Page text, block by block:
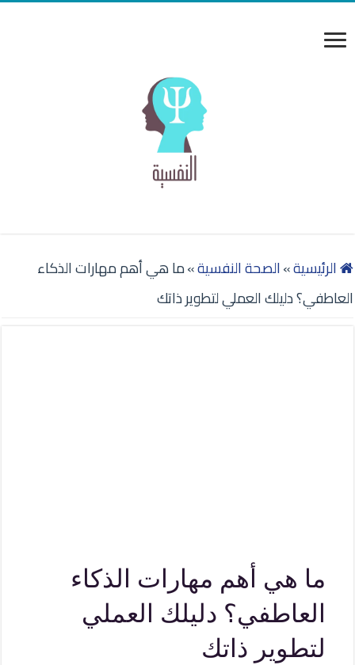
الرئيسية»الصحة النفسية»ما هي أهم مهارات الذكاء
العاطفي؟ دليلك العملي لتطوير ذاتك
ما هي أهم مهارات الذكاء
العاطفي؟ دليلك العملي
لتطوير ذاتك